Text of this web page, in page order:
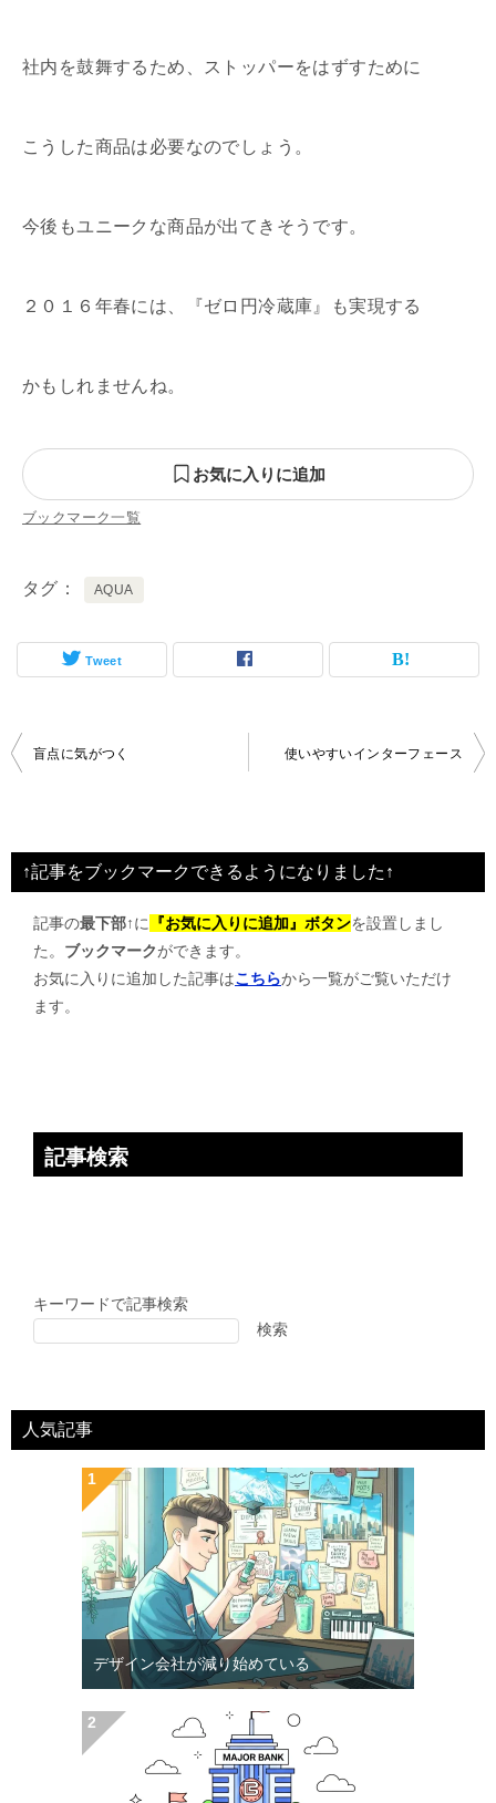
社内を鼓舞するため、ストッパーをはずすために
こうした商品は必要なのでしょう。
今後もユニークな商品が出てきそうです。
２０１６年春には、『ゼロ円冷蔵庫』も実現する
かもしれませんね。
お気に入りに追加
ブックマーク一覧
タグ AQUA
Tweet
投
ビ
ゲ
盲点に気がつく 使いやすいインターフェース
↑記事をブックマークできるようになりました↑
記事の最下部↑に 『お気に入りに追加』ボタンを設置しまし
た。 ブックマークができます。
お気に入りに追加した記事はこちらから一覧がご覧いただけ
ます。
記事検索
キーワードで記事検索
検索
人気記事
デザイン会社が減り始めている